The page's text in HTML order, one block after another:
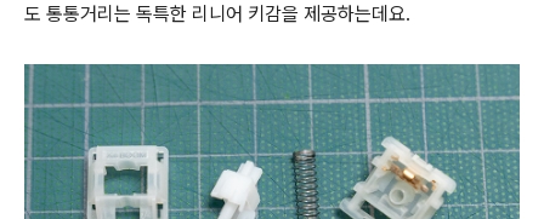
도 통통거리는 독특한 리니어 키감을 제공하는데요.